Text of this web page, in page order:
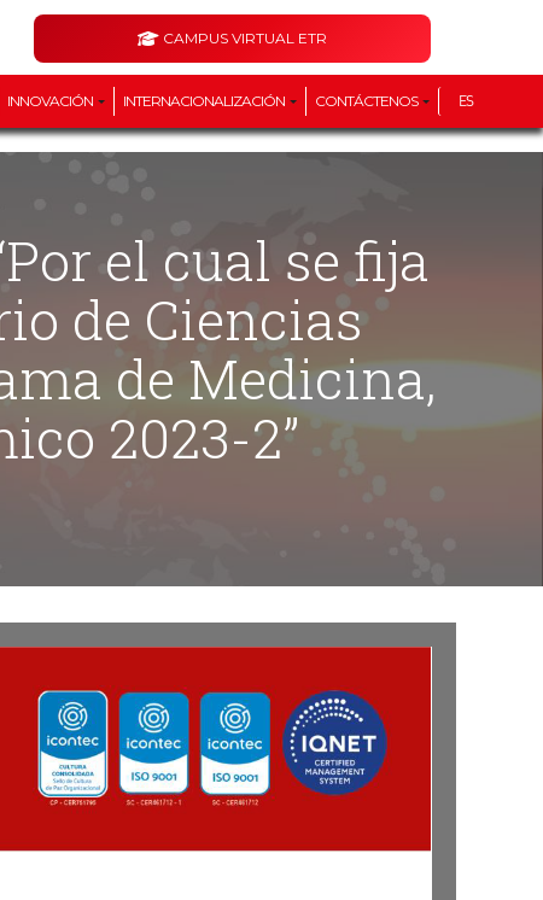
CAMPUS VIRTUAL ETR
INNOVACIÓN INTERNACIONALIZACIÓN CONTÁCTENOS ES
de Ciencias
de Medicina,
2023-2”